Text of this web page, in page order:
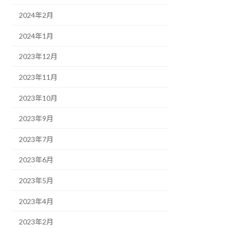
2024年2月
2024年1月
2023年12月
2023年11月
2023年10月
2023年9月
2023年7月
2023年6月
2023年5月
2023年4月
2023年2月